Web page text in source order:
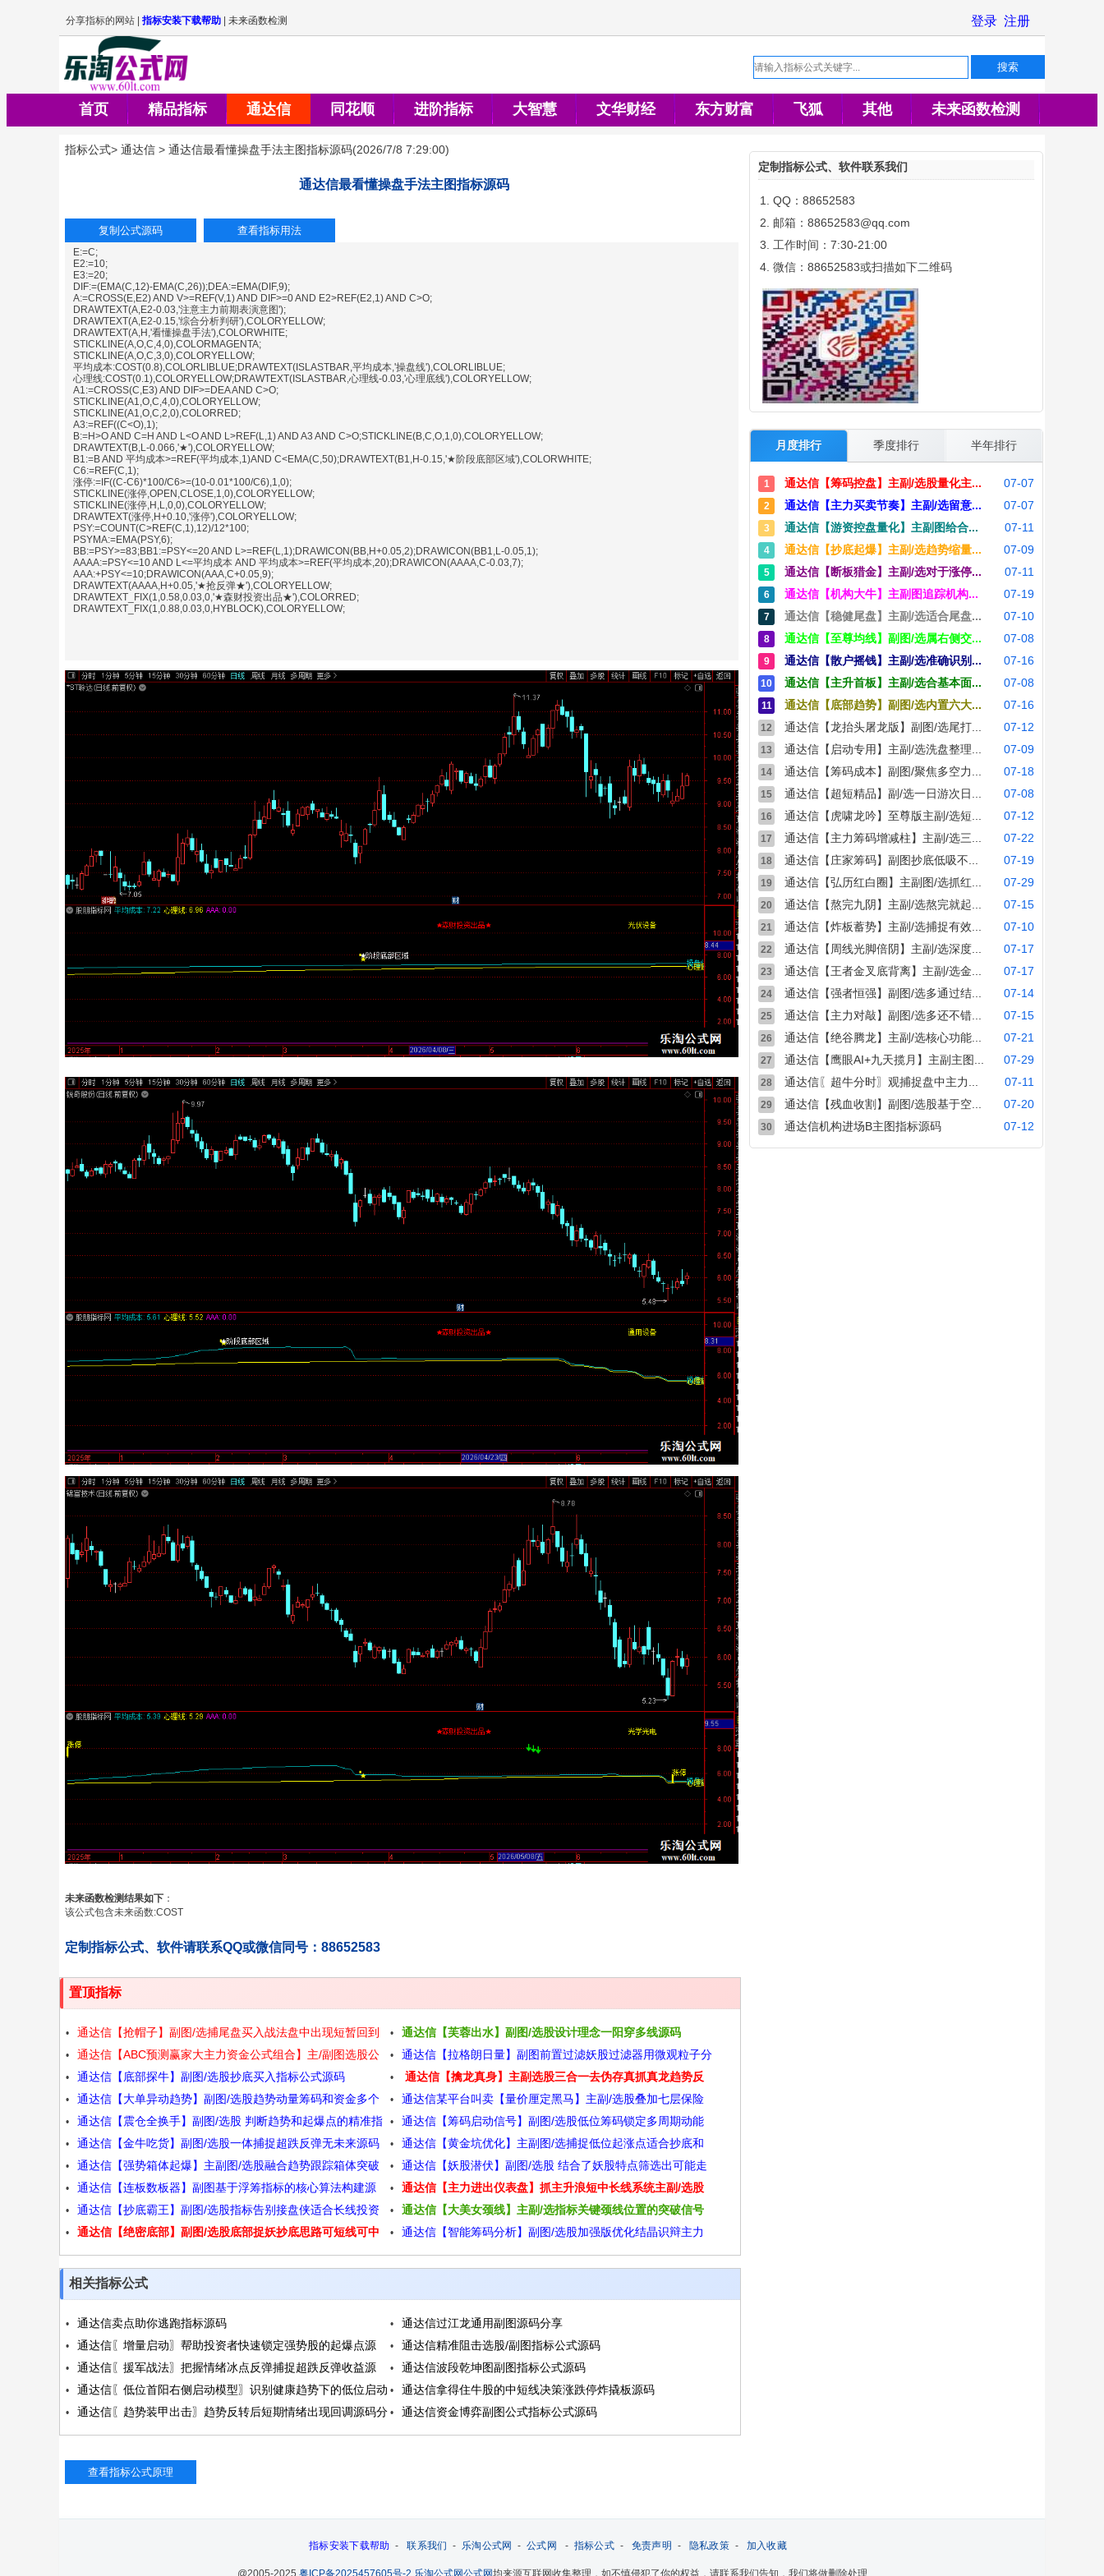
首页 精品指标 通达信 同花顺 进阶指标 大智慧 文华财经 东方财富 飞狐 其他 未来函数检测
指标公式> 通达信 > 通达信最看懂操盘手法主图指标源码(2026/7/8 7:29:00)
通达信最看懂操盘手法主图指标源码
E:=C;
E2:=10;
E3:=20;
DIF:=(EMA(C,12)-EMA(C,26));DEA:=EMA(DIF,9);
A:=CROSS(E,E2) AND V>=REF(V,1) AND DIF>=0 AND E2>REF(E2,1) AND C>O;
DRAWTEXT(A,E2-0.03,'注意主力前期表演意图');
DRAWTEXT(A,E2-0.15,'综合分析判研'),COLORYELLOW;
DRAWTEXT(A,H,'看懂操盘手法'),COLORWHITE;
STICKLINE(A,O,C,4,0),COLORMAGENTA;
STICKLINE(A,O,C,3,0),COLORYELLOW;
平均成本:COST(0.8),COLORLIBLUE;DRAWTEXT(ISLASTBAR,平均成本,'操盘线'),COLORLIBLUE;
心理线:COST(0.1),COLORYELLOW;DRAWTEXT(ISLASTBAR,心理线-0.03,'心理底线'),COLORYELLOW;
A1:=CROSS(C,E3) AND DIF>=DEA AND C>O;
STICKLINE(A1,O,C,4,0),COLORYELLOW;
STICKLINE(A1,O,C,2,0),COLORRED;
A3:=REF((C<O),1);
B:=H>O AND C=H AND L<O AND L>REF(L,1) AND A3 AND C>O;STICKLINE(B,C,O,1,0),COLORYELLOW;
DRAWTEXT(B,L-0.066,'★'),COLORYELLOW;
B1:=B AND 平均成本>=REF(平均成本,1)AND C<EMA(C,50);DRAWTEXT(B1,H-0.15,'★阶段底部区域'),COLORWHITE;
C6:=REF(C,1);
涨停:=IF((C-C6)*100/C6>=(10-0.01*100/C6),1,0);
STICKLINE(涨停,OPEN,CLOSE,1,0),COLORYELLOW;
STICKLINE(涨停,H,L,0,0),COLORYELLOW;
DRAWTEXT(涨停,H+0.10,'涨停'),COLORYELLOW;
PSY:=COUNT(C>REF(C,1),12)/12*100;
PSYMA:=EMA(PSY,6);
BB:=PSY>=83;BB1:=PSY<=20 AND L>=REF(L,1);DRAWICON(BB,H+0.05,2);DRAWICON(BB1,L-0.05,1);
AAAA:=PSY<=10 AND L<=平均成本 AND 平均成本>=REF(平均成本,20);DRAWICON(AAAA,C-0.03,7);
AAA:+PSY<=10;DRAWICON(AAA,C+0.05,9);
DRAWTEXT(AAAA,H+0.05,'★抢反弹★'),COLORYELLOW;
DRAWTEXT_FIX(1,0.58,0.03,0,'★森财投资出品★'),COLORRED;
DRAWTEXT_FIX(1,0.88,0.03,0,HYBLOCK),COLORYELLOW;
未来函数检测结果如下 ：
该公式包含未来函数:COST
定制指标公式、软件请联系QQ或微信同号：88652583
置顶指标
通达信【抢帽子】副图/选捕尾盘买入战法盘中出现短暂回到
尾盘又重新走强源码
通达信【芙蓉出水】副图/选股设计理念一阳穿多线源码
通达信【ABC预测赢家大主力资金公式组合】主/副图选股公
式大资金波段趋势判断牛股源码
通达信【拉格朗日量】副图前置过滤妖股过滤器用微观粒子分
支选股源码
通达信【底部探牛】副图/选股抄底买入指标公式源码 通达信【擒龙真身】主副选股三合一去伪存真抓真龙趋势反
转一剑封喉源码
通达信【大单异动趋势】副图/选股趋势动量筹码和资金多个
维度看清庄家源码
通达信某平台叫卖【量价厘定黑马】主副/选股叠加七层保险
跳出黄钻发令枪源码
通达信【震仓全换手】副图/选股 判断趋势和起爆点的精准指
标 源码
通达信【筹码启动信号】副图/选股低位筹码锁定多周期动能
三重共振源码
通达信【金牛吃货】副图/选股一体捕捉超跌反弹无未来源码 通达信【黄金坑优化】主副图/选捕捉低位起涨点适合抄底和
趋势启动源码
通达信【强势箱体起爆】主副图/选股融合趋势跟踪箱体突破
强势涨停抄底逃顶四功能源码
通达信【妖股潜伏】副图/选股 结合了妖股特点筛选出可能走
出妖股的个股源码
通达信【连板数板器】副图基于浮筹指标的核心算法构建源
码
通达信【主力进出仪表盘】抓主升浪短中长线系统主副/选股
指标源码
通达信【抄底霸王】副图/选股指标告别接盘侠适合长线投资
与短线操作无未来源码
通达信【大美女颈线】主副/选指标关键颈线位置的突破信号
并辅助判断买卖时机源码
通达信【绝密底部】副图/选股底部捉妖抄底思路可短线可中
线源码
通达信【智能筹码分析】副图/选股加强版优化结晶识辩主力
筹码源码
相关指标公式
通达信卖点助你逃跑指标源码
通达信过江龙通用副图源码分享
通达信〖增量启动〗帮助投资者快速锁定强势股的起爆点源
码
通达信精准阻击选股/副图指标公式源码
通达信〖援军战法〗把握情绪冰点反弹捕捉超跌反弹收益源
码
通达信波段乾坤图副图指标公式源码
通达信〖低位首阳右侧启动模型〗识别健康趋势下的低位启动
行情而设计源码
通达信拿得住牛股的中短线决策涨跌停炸撬板源码
通达信〖趋势装甲出击〗趋势反转后短期情绪出现回调源码分
享
通达信资金博弈副图公式指标公式源码
定制指标公式、软件联系我们
QQ：88652583
邮箱：88652583@qq.com
工作时间：7:30-21:00
微信：88652583或扫描如下二维码
月度排行 季度排行 半年排行
1 通达信【筹码控盘】主副/选股量化主... 07-07
2 通达信【主力买卖节奏】主副/选留意... 07-07
3 通达信【游资控盘量化】主副图给合... 07-11
4 通达信【抄底起爆】主副/选趋势缩量... 07-09
5 通达信【断板猎金】主副/选对于涨停... 07-11
6 通达信【机构大牛】主副图追踪机构... 07-19
7 通达信【稳健尾盘】主副/选适合尾盘... 07-10
8 通达信【至尊均线】副图/选属右侧交... 07-08
9 通达信【散户摇钱】主副/选准确识别... 07-16
10 通达信【主升首板】主副/选合基本面... 07-08
11 通达信【底部趋势】副图/选内置六大... 07-16
12 通达信【龙抬头屠龙版】副图/选尾打... 07-12
13 通达信【启动专用】主副/选洗盘整理... 07-09
14 通达信【筹码成本】副图/聚焦多空力... 07-18
15 通达信【超短精品】副/选一日游次日... 07-08
16 通达信【虎啸龙吟】至尊版主副/选短... 07-12
17 通达信【主力筹码增减柱】主副/选三... 07-22
18 通达信【庄家筹码】副图抄底低吸不... 07-19
19 通达信【弘历红白圈】主副图/选抓红... 07-29
20 通达信【熬完九阴】主副/选熬完就起... 07-15
21 通达信【炸板蓄势】主副/选捕捉有效... 07-10
22 通达信【周线光脚倍阴】主副/选深度... 07-17
23 通达信【王者金叉底背离】主副/选金... 07-17
24 通达信【强者恒强】副图/选多通过结... 07-14
25 通达信【主力对敲】副图/选多还不错... 07-15
26 通达信【绝谷腾龙】主副/选核心功能... 07-21
27 通达信【鹰眼AI+九天揽月】主副主图... 07-29
28 通达信〖超牛分时〗观捕捉盘中主力... 07-11
29 通达信【残血收割】副图/选股基于空... 07-20
30 通达信机构进场B主图指标源码 07-12
指标安装下载帮助 -联系我们 - 乐淘公式网 -公式网 - 指标公式- 免责声明 - 隐私政策- 加入收藏
@2005-2025 粤ICP备2025457605号-2 乐淘公式网公式网均来源互联网收集整理，如不慎侵犯了你的权益，请联系我们告知，我们将做删除处理